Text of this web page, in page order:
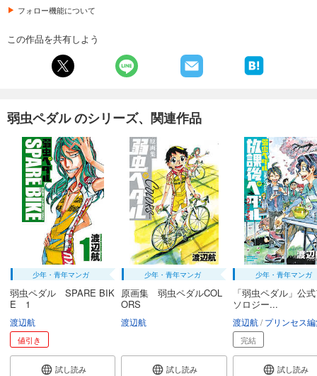
649 円 (税込)
649円 (税込)
カート
試し読み
あらすじを表示する
弱虫ペダル 65
649 円 (税込)
カート
試し読み
あらすじを表示する
カート
フォロー機能について
この作品を共有しよう
弱虫ペダル のシリーズ、関連作品
少年・青年マンガ
弱虫ペダル SPARE BIK
E 1
渡辺航
値引き
試し読み
少年・青年マンガ
原画集 弱虫ペダルCOL
ORS
渡辺航
試し読み
少年・青年マンガ
「弱虫ペダル」公
ソロジー...
渡辺航 プリンセス
完結
試し読み